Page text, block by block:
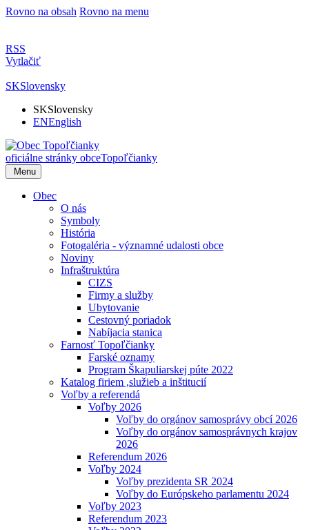
Rovno na obsah Rovno na menu
RSS
Vytlačiť
SKSlovensky
SKSlovensky
ENEnglish
oficiálne stránky obceTopoľčianky
Menu
Obec
O nás
Symboly
História
Fotogaléria - významné udalosti obce
Noviny
Infraštruktúra
CIZS
Firmy a služby
Ubytovanie
Cestovný poriadok
Nabíjacia stanica
Farnosť Topoľčianky
Farské oznamy
Program Škapuliarskej púte 2022
Katalog firiem ,služieb a inštitucií
Voľby a referendá
Voľby 2026
Voľby do orgánov samosprávy obcí 2026
Voľby do orgánov samosprávnych krajov
2026
Referendum 2026
Voľby 2024
Voľby prezidenta SR 2024
Voľby do Európskeho parlamentu 2024
Voľby 2023
Referendum 2023